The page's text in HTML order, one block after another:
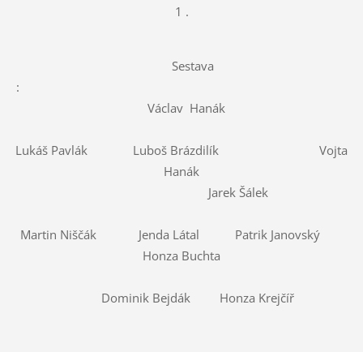
1 .
Sestava
:
Václav Hanák
Lukáš Pavlák Luboš Brázdilík Vojta
Hanák
Jarek Šálek
Martin Niščák Jenda Látal Patrik Janovský
Honza Buchta
Dominik Bejdák Honza Krejčíř